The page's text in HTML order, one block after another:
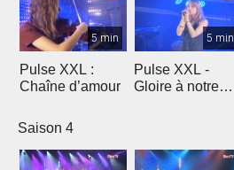
5 min
Pulse XXL :
Chaîne d’amour
5 min
Pulse XXL -
Gloire à notre
Saison 4